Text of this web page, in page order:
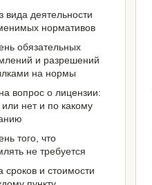
вида деятельности
нормативов
обязательных
и разрешений
на нормы
вопрос о лицензии:
нет и по какому
того, что
не требуется
сроков и стоимости